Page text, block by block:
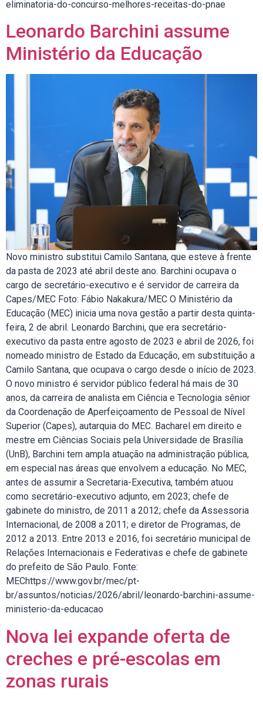
eliminatoria-do-concurso-melhores-receitas-do-pnae
Leonardo Barchini assume
Ministério da Educação
Novo ministro substitui Camilo Santana, que esteve à frente
da pasta de 2023 até abril deste ano. Barchini ocupava o
cargo de secretário-executivo e é servidor de carreira da
Capes/MEC Foto: Fábio Nakakura/MEC O Ministério da
Educação (MEC) inicia uma nova gestão a partir desta quinta-
feira, 2 de abril. Leonardo Barchini, que era secretário-
executivo da pasta entre agosto de 2023 e abril de 2026, foi
nomeado ministro de Estado da Educação, em substituição a
Camilo Santana, que ocupava o cargo desde o início de 2023.
O novo ministro é servidor público federal há mais de 30
anos, da carreira de analista em Ciência e Tecnologia sênior
da Coordenação de Aperfeiçoamento de Pessoal de Nível
Superior (Capes), autarquia do MEC. Bacharel em direito e
mestre em Ciências Sociais pela Universidade de Brasília
(UnB), Barchini tem ampla atuação na administração pública,
em especial nas áreas que envolvem a educação. No MEC,
antes de assumir a Secretaria-Executiva, também atuou
como secretário-executivo adjunto, em 2023; chefe de
gabinete do ministro, de 2011 a 2012; chefe da Assessoria
Internacional, de 2008 a 2011; e diretor de Programas, de
2012 a 2013. Entre 2013 e 2016, foi secretário municipal de
Relações Internacionais e Federativas e chefe de gabinete
do prefeito de São Paulo. Fonte:
MEChttps://www.gov.br/mec/pt-
br/assuntos/noticias/2026/abril/leonardo-barchini-assume-
ministerio-da-educacao
Nova lei expande oferta de
creches e pré-escolas em
zonas rurais